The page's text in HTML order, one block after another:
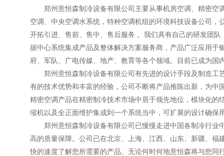
郑州意恒森制冷设备有限公司主要从事机房空调、精密空
空调、中央空调水系统，特种空调机组的环境科技设备公司
开拓引进、售前、售中、售后服务 。我们具有自己的研发团
据中心系统集成产品及整体解决方案服务商，产品广泛应用于
府、军队、广电传媒、地产、教育等各个领域。目前已成为国
郑州意恒森制冷设备有限公司有先进的设计手段及制造工
有的技术优势和丰富的经验，公司不断将产品推陈出新，为
精密空调产品在精密制冷技术市场中居于领先地位，模块化
缩机以及全正面维护集成到一个系统当中，可扩展的设计确保
郑州意恒森制冷设备有限公司已慢慢走进中国各制冷行业
高的质量保障。公司已在北京、上海、江西、山东、新疆、
快的速度了解您所需要的产品。无论何时何地意恒森将与您同